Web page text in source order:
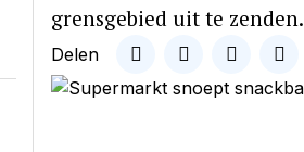
grensgebied uit te zenden.
Delen